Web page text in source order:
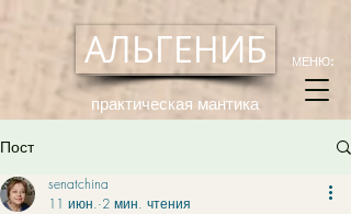
АЛЬГЕНИБ
практическая мантика
МЕНЮ:
Пост
senatchina
11 июн. 2 мин. чтения